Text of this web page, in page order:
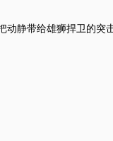
静带给雄狮捍卫的突